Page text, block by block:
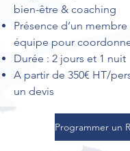
bien-être & coaching
Présence d’un
équipe pour
Durée : 2 jours et 1 nuit
A partir de 350€ HT/
un devis